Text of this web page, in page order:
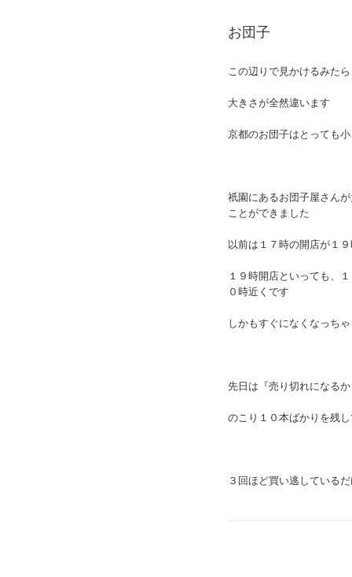
お団子
この辺りで見かけるみた
大きさが全然違います
京都のお団子はとっても
祇園にあるお団子屋さん
ことができました
以前は１７時の開店が１
１９時開店といっても、
０時近くです
しかもすぐになくなっち
先日は『売り切れになる
のこり１０本ばかりを残
３回ほど買い逃している